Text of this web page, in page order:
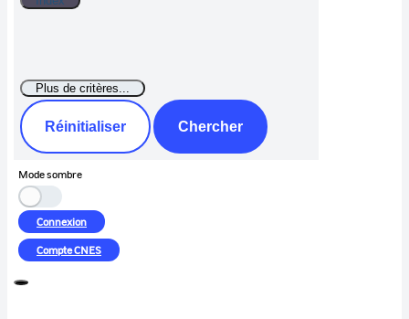
Réinitialiser Chercher
Mode sombre
Connexion
CompteCNES